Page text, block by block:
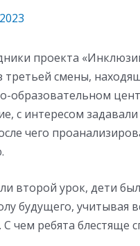
проекта
третьей смены,
образовательном
с интересом
чего
второй урок, дети
будущего, учитывая
чем ребята блестяще